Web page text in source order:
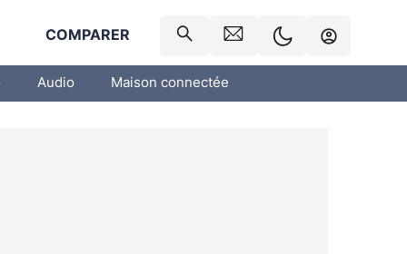
COMPARER
Audio Maison connectée